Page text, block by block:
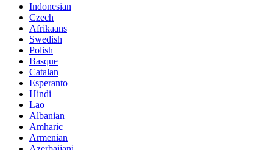
Indonesian
Czech
Afrikaans
Swedish
Polish
Basque
Catalan
Esperanto
Hindi
Lao
Albanian
Amharic
Armenian